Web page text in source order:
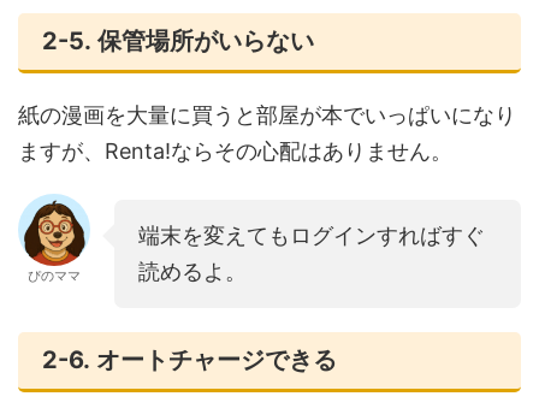
2-5. 保管場所がいらない
紙の漫画を大量に買うと部屋が本でいっぱいになり
ますが、Renta!ならその心配はありません。
ぴのママ
端末を変えてもログインすればすぐ
読めるよ。
2-6. オートチャージできる